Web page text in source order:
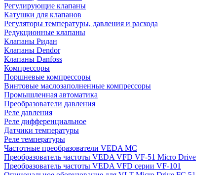
Регулирующие клапаны
Катушки для клапанов
Регуляторы температуры, давления и расхода
Редукционные клапаны
Клапаны Ридан
Клапаны Dendor
Клапаны Danfoss
Компрессоры
Поршневые компрессоры
Винтовые маслозаполненные компрессоры
Промышленная автоматика
Преобразователи давления
Реле давления
Реле дифференциальное
Датчики температуры
Реле температуры
Частотные преобразователи VEDA MC
Преобразователь частоты VEDA VFD VF-51 Micro Drive
Преобразователь частоты VEDA VFD серии VF-101